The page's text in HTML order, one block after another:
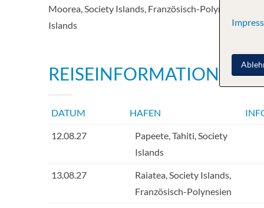
Moorea, Society Islands, Französisch-Polynesien -
Islands
REISEINFORMATIONEN
DATUM HAFEN
12.08.27
Papeete, Tahiti, Society
Islands
13.08.27
Raiatea, Society Islands,
Französisch-Polynesien